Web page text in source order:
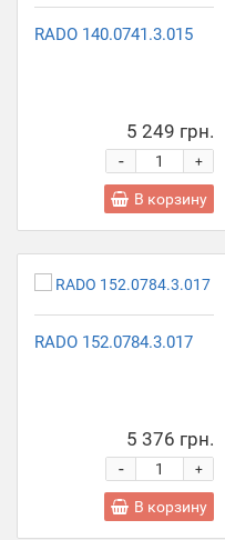
RADO 140.0741.3.015
5 249 грн.
+
-
В корзину
RADO 152.0784.3.017
5 376 грн.
+
-
В корзину